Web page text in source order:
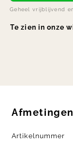
Geheel vrijblijvend
Te zien in onze
Afmetingen
Artikelnummer